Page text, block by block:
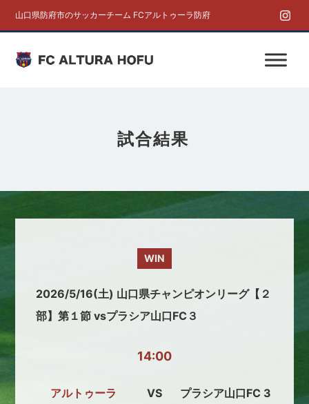
山口県防府市のサッカーチーム FCアルトゥーラ防府
試合結果
WIN
2026/5/16(土) 山口県チャンピオンリーグ【２
部】第１節 vsプラシア山口FC３
14:00
アルトゥーラ VS プラシア山口FC 3